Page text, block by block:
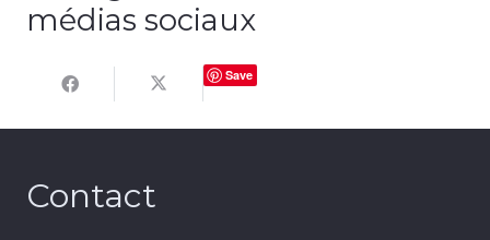
médias sociaux
Save
Contact